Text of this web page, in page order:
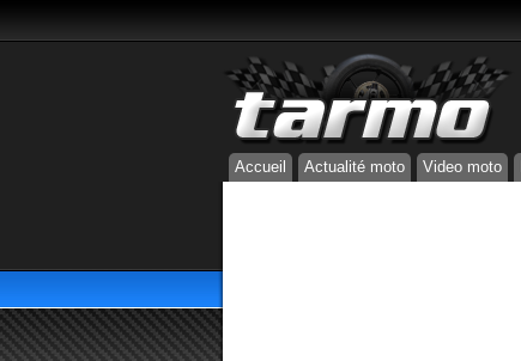
Accueil Actualité moto Video moto